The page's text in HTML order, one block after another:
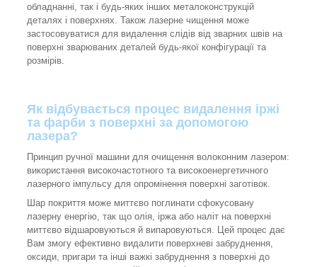
обладнанні, так і будь-яких інших металоконструкцій
деталях і поверхнях. Також лазерне чищення може
застосовуватися для видалення слідів від зварних швів на
поверхні зварюваних деталей будь-якої конфігурації та
розмірів.
Як відбувається процес видалення іржі
та фарби з поверхні за допомогою
лазера?
Принцип ручної машини для очищення волоконним лазером:
використання високочастотного та високоенергетичного
лазерного імпульсу для опромінення поверхні заготівок.
Шар покриття може миттєво поглинати сфокусовану
лазерну енергію, так що олія, іржа або наліт на поверхні
миттєво відшаровуються й випаровуються. Цей процес дає
Вам змогу ефективно видалити поверхневі забруднення,
оксиди, пригари та інші важкі забруднення з поверхні до